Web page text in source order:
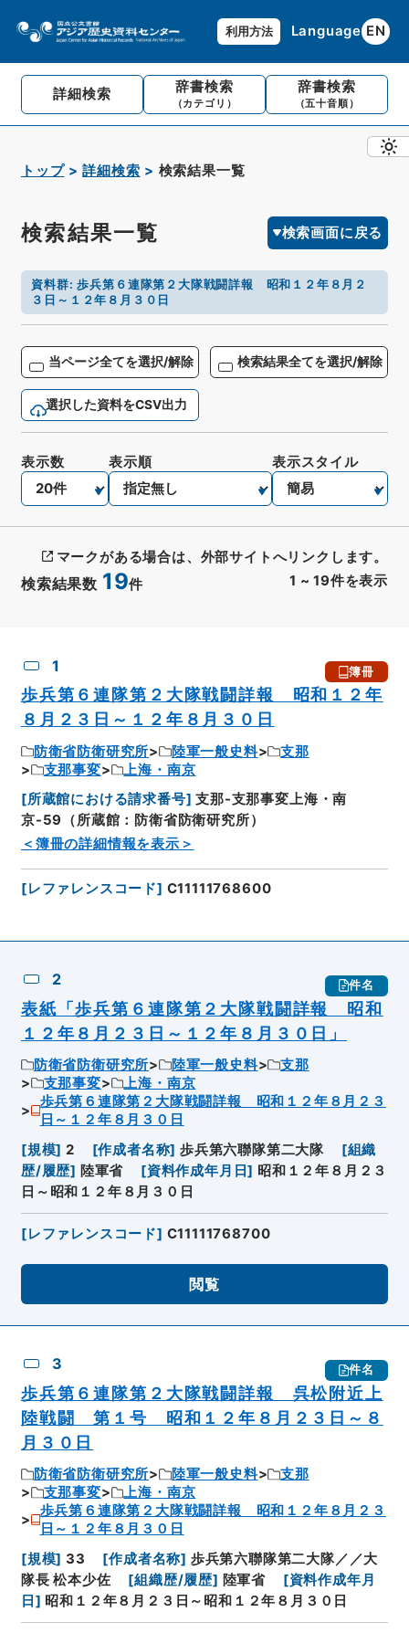
利用方法 Language EN
詳細検索 辞書検索
（カテゴリ）
辞書検索
（五十音順）
トップ 詳細検索 検索結果一覧
検索結果一覧 検索画面に戻る
資料群:歩兵第６連隊第２大隊戦闘詳報 昭和１２年８月２
３日～１２年８月３０日
当ページ全てを選択/解除 検索結果全てを選択/解除
選択した資料をCSV出力
検索結果数 19件 1 ~ 19件を表示
表示数 表示順 表示スタイル
マークがある場合は、外部サイトへリンクします。
1 簿冊
歩兵第６連隊第２大隊戦闘詳報 昭和１２年
８月２３日～１２年８月３０日
防衛省防衛研究所 陸軍一般史料
支那
支那事変
上海・南京
[所蔵館における請求番号] 支那-支那事変上海・南
京-59（所蔵館：防衛省防衛研究所）
＜簿冊の詳細情報を表示＞
[レファレンスコード] C11111768600
2 件名
表紙「歩兵第６連隊第２大隊戦闘詳報 昭和
１２年８月２３日～１２年８月３０日」
防衛省防衛研究所 陸軍一般史料
支那
支那事変
上海・南京
歩兵第６連隊第２大隊戦闘詳報 昭和１２年８月２３
日～１２年８月３０日
[規模] 2 [作成者名称] 歩兵第六聯隊第二大隊 [組織
歴/履歴] 陸軍省 [資料作成年月日] 昭和１２年８月２３
日～昭和１２年８月３０日
[レファレンスコード] C11111768700
閲覧
3 件名
歩兵第６連隊第２大隊戦闘詳報 呉松附近上
陸戦闘 第１号 昭和１２年８月２３日～８
月３０日
防衛省防衛研究所 陸軍一般史料
支那
支那事変
上海・南京
歩兵第６連隊第２大隊戦闘詳報 昭和１２年８月２３
日～１２年８月３０日
[規模] 33 [作成者名称] 歩兵第六聯隊第二大隊／／大
隊長 松本少佐
[組織歴/履歴] 陸軍省 [資料作成年月
日 ] 昭和１２年８月２３日～昭和１２年８月３０日